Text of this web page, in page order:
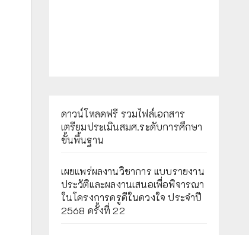
ดาวน์โหลดฟรี รวมไฟล์เอกสาร
เตรียมประเมินสมศ.ระดับการศึกษา
ขั้นพื้นฐาน
เผยแพร่ผลงานวิชาการ แบบรายงาน
ประวัติและผลงานเสนอเพื่อพิจารณา
ในโครงการครูดีในดวงใจ ประจำปี
2568 ครั้งที่ 22